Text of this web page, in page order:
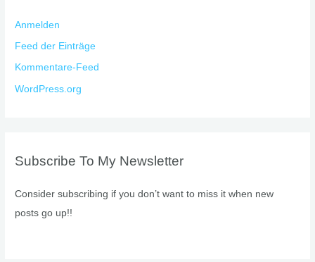
Anmelden
Feed der Einträge
Kommentare-Feed
WordPress.org
Subscribe To My Newsletter
Consider subscribing if you don’t want to miss it when new
posts go up!!